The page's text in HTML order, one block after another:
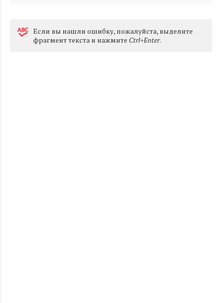
Eсли вы нашли ошибку, пожалуйста, выделите
фрагмент текста и нажмите Ctrl+Enter.